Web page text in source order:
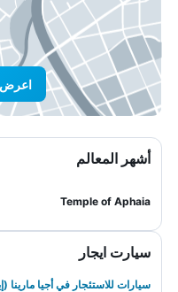
اعرض
أشهر المعالم
Temple of Aphaia
سيارت ايجار
سيارات للاستئجار في أجيا مارينا